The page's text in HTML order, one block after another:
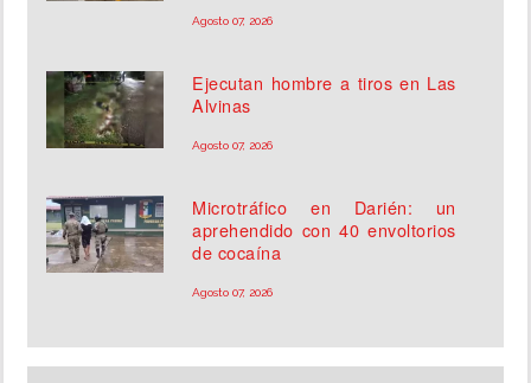
Agosto 07, 2026
Ejecutan hombre a tiros en Las
Alvinas
Agosto 07, 2026
Microtráfico en Darién: un
aprehendido con 40 envoltorios
de cocaína
Agosto 07, 2026